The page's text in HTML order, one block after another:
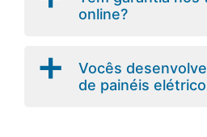
online?
a
Vocês
de painéis